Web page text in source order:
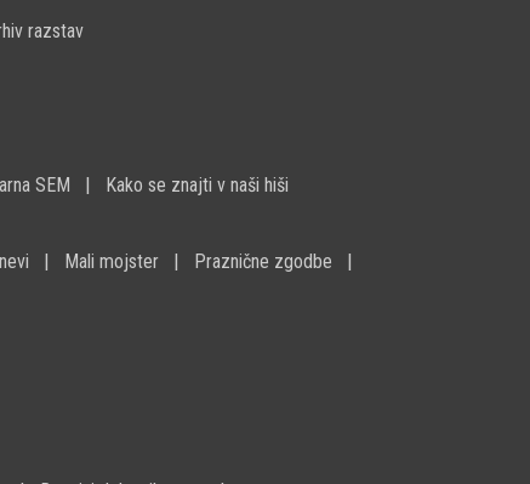
razstav
SEM Kako se znajti v naši hiši
Mali mojster
Praznične zgodbe